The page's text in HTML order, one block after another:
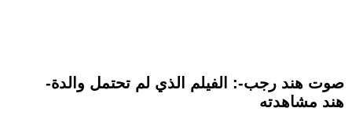
-صوت هند رجب-: الفيلم الذي لم تحتمل والدة
هند مشاهدته